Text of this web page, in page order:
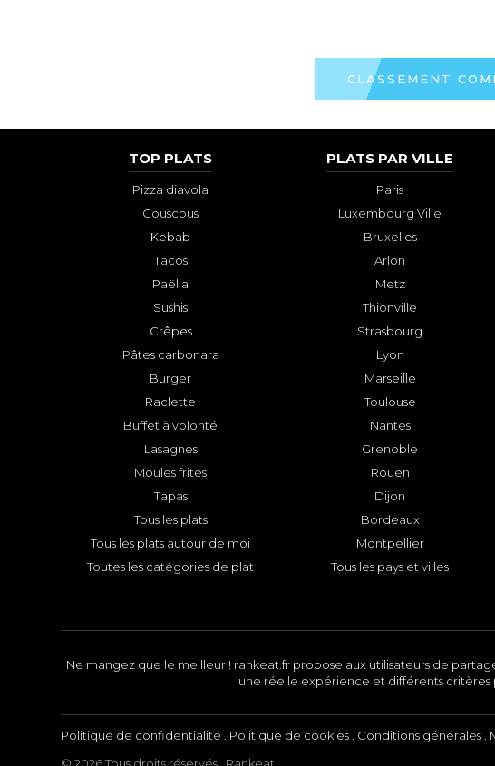
CLASSEMENT
TOP PLATS
Pizza diavola
Couscous
Kebab
Tacos
Paëlla
Sushis
Crêpes
Pâtes carbonara
Burger
Raclette
Buffet à volonté
Lasagnes
Moules frites
Tapas
Tous les plats
Tous les plats autour de moi
Toutes les catégories de plat
PLATS PAR VILLE
Paris
Luxembourg Ville
Bruxelles
Arlon
Metz
Thionville
Strasbourg
Lyon
Marseille
Toulouse
Nantes
Grenoble
Rouen
Dijon
Bordeaux
Montpellier
Tous les pays et villes
Ne mangez que le meilleur ! rankeat.fr propose aux utilisateurs de
une réelle expérience et différents
Politique de confidentialité . Politique de cookies . Conditions générales .